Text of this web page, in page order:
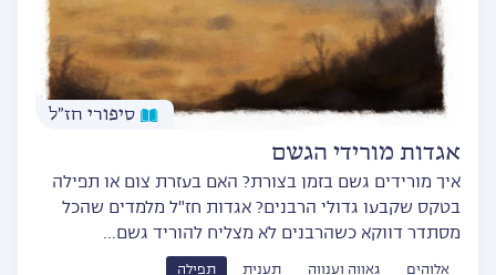
סיפורי חז״ל
אגדות מורידי הגשם
איך מורידים גשם בזמן בצורת? האם בעזרת צום או תפילה
בטקס שקבעו גדולי הרבנים? אגדות חז"ל מלמדים שהכל
מסתדר דווקא כשהרבנים לא מצליח להוריד גשם…
אלוהים גאווה וענווה תענית תפילה